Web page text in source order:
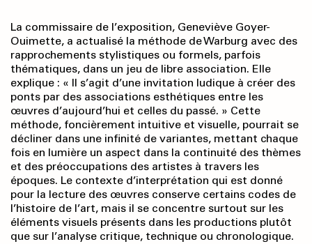
La commissaire de l’exposition, Geneviève Goyer-
Ouimette, a actualisé la méthode de Warburg avec des
rapprochements stylistiques ou formels, parfois
thématiques, dans un jeu de libre association. Elle
explique : « Il s’agit d’une invitation ludique à créer des
ponts par des associations esthétiques entre les
œuvres d’aujourd’hui et celles du passé. » Cette
méthode, foncièrement intuitive et visuelle, pourrait se
décliner dans une infinité de variantes, mettant chaque
fois en lumière un aspect dans la continuité des thèmes
et des préoccupations des artistes à travers les
époques. Le contexte d’interprétation qui est donné
pour la lecture des œuvres conserve certains codes de
l’histoire de l’art, mais il se concentre surtout sur les
éléments visuels présents dans les productions plutôt
que sur l’analyse critique, technique ou chronologique.